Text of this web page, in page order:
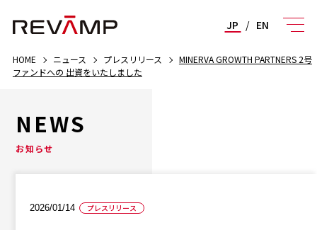
JP / EN
HOME ニュース プレスリリース
MINERVA GROWTH PARTNERS 2号
ファンドへの 出資をいたしました
NEWS
お知らせ
2026/01/14 プレスリリース